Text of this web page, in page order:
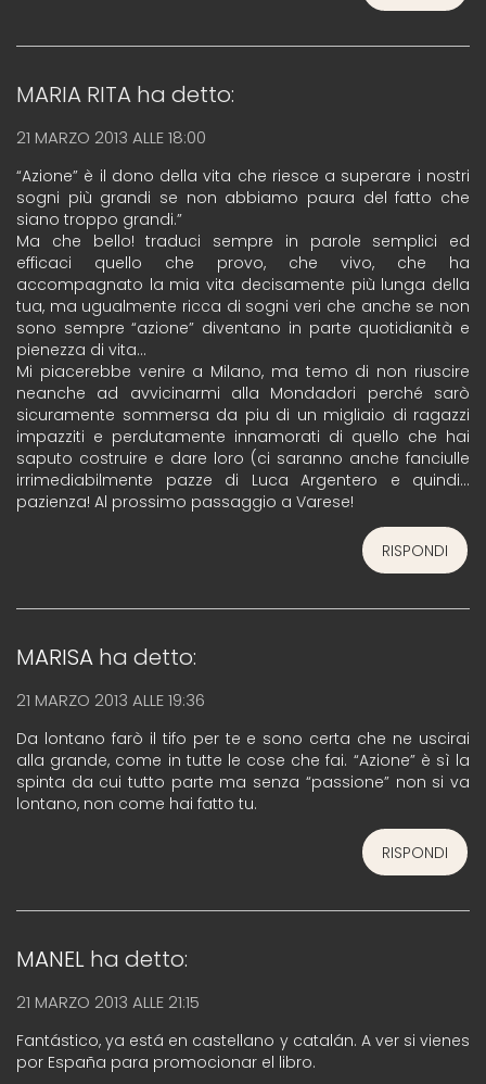
MARIA RITA ha detto:
21 MARZO 2013 ALLE 18:00
“Azione” è il dono della vita che riesce a superare i nostri
sogni più grandi se non abbiamo paura del fatto che
siano troppo grandi.”
Ma che bello! traduci sempre in parole semplici ed
efficaci quello che provo, che vivo, che ha
accompagnato la mia vita decisamente più lunga della
tua, ma ugualmente ricca di sogni veri che anche se non
sono sempre “azione” diventano in parte quotidianità e
pienezza di vita…
Mi piacerebbe venire a Milano, ma temo di non riuscire
neanche ad avvicinarmi alla Mondadori perché sarò
sicuramente sommersa da piu di un migliaio di ragazzi
impazziti e perdutamente innamorati di quello che hai
saputo costruire e dare loro (ci saranno anche fanciulle
irrimediabilmente pazze di Luca Argentero e quindi…
pazienza! Al prossimo passaggio a Varese!
RISPONDI
MARISA ha detto:
21 MARZO 2013 ALLE 19:36
Da lontano farò il tifo per te e sono certa che ne uscirai
alla grande, come in tutte le cose che fai. “Azione” è sì la
spinta da cui tutto parte ma senza “passione” non si va
lontano, non come hai fatto tu.
RISPONDI
MANEL ha detto:
21 MARZO 2013 ALLE 21:15
Fantástico, ya está en castellano y catalán. A ver si vienes
por España para promocionar el libro.